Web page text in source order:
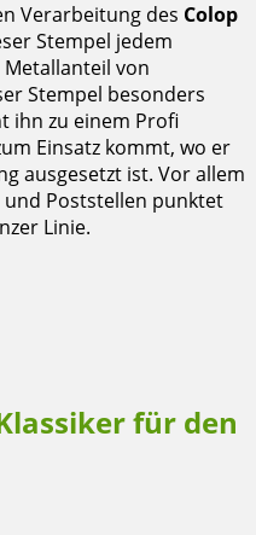
Verarbeitung des Colop
Stempel jedem
von
Stempel besonders
ihn zu einem Profi
Einsatz kommt, wo er
ausgesetzt ist. Vor allem
Poststellen punktet
Linie.
für den